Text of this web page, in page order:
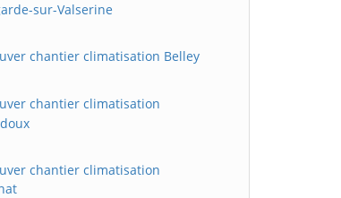
sur-Valserine
chantier climatisation Belley
chantier climatisation
chantier climatisation